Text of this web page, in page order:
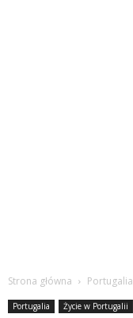
Strona główna Portugalia
Portugalia Życie w Portugalii